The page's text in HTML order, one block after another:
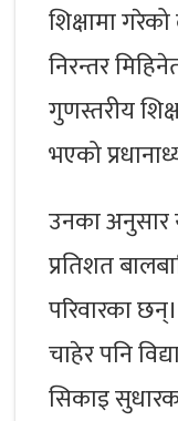
शिक्षामा
निरन्तर
गुणस्तरीय
भएको
उनका अनुसार
प्रतिशत
परिवारका
चाहेर पनि
सिकाइ